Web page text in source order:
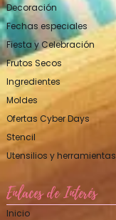
Decoración
Fechas especiales
Fiesta y Celebración
Frutos Secos
Ingredientes
Moldes
Ofertas Cyber Days
Stencil
Utensilios y herramientas
Enlaces de Interés
Inicio